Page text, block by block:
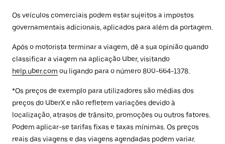
Os veículos comerciais podem estar sujeitos a impostos
governamentais adicionais, aplicados para além da portagem.
Após o motorista terminar a viagem, dê a sua opinião quando
classificar a viagem na aplicação Uber, visitando
help.uber.com ou ligando para o número 800-664-1378.
*Os preços de exemplo para utilizadores são médias dos
preços do UberX e não refletem variações devido à
localização, atrasos de trânsito, promoções ou outros fatores.
Podem aplicar-se tarifas fixas e taxas mínimas. Os preços
reais das viagens e das viagens agendadas podem variar.